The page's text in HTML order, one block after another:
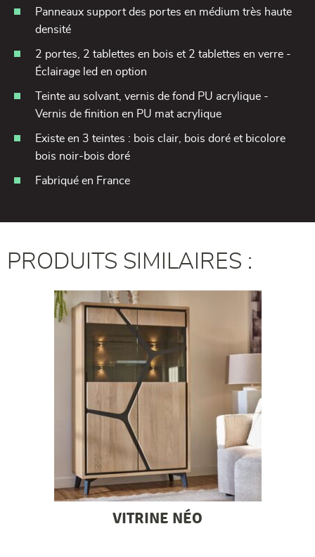
Panneaux support des portes en médium très haute
densité
2 portes, 2 tablettes en bois et 2 tablettes en verre -
Éclairage led en option
Teinte au solvant, vernis de fond PU acrylique -
Vernis de finition en PU mat acrylique
Existe en 3 teintes : bois clair, bois doré et bicolore
bois noir-bois doré
Fabriqué en France
PRODUITS SIMILAIRES :
VITRINE NÉO